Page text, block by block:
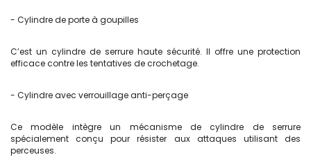
- Cylindre de porteà goupilles
C’est un cylindre de serrure haute sécurité. Il offre une protection
efficace contre les tentatives de crochetage.
- Cylindre avec verrouillage anti-perçage
Ce modèle intègre un mécanisme de cylindre de serrure
spécialement conçu pour résister aux attaques utilisant des
perceuses.